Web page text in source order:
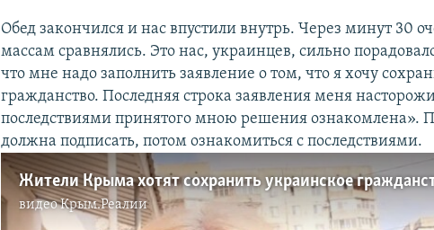
Обед закончился и нас впустили внутрь. Через минут 30
массам сравнялись. Это нас, украинцев, сильно
что мне надо заполнить заявление о том, что я хочу
гражданство. Последняя строка заявления меня
последствиями принятого мною решения ознакомлена».
должна подписать, потом ознакомиться с последствиями.
видеоКрым.Реалии